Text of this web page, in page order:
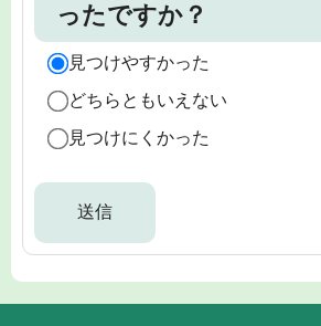
ったですか？
見つけやすかった
どちらともいえない
見つけにくかった